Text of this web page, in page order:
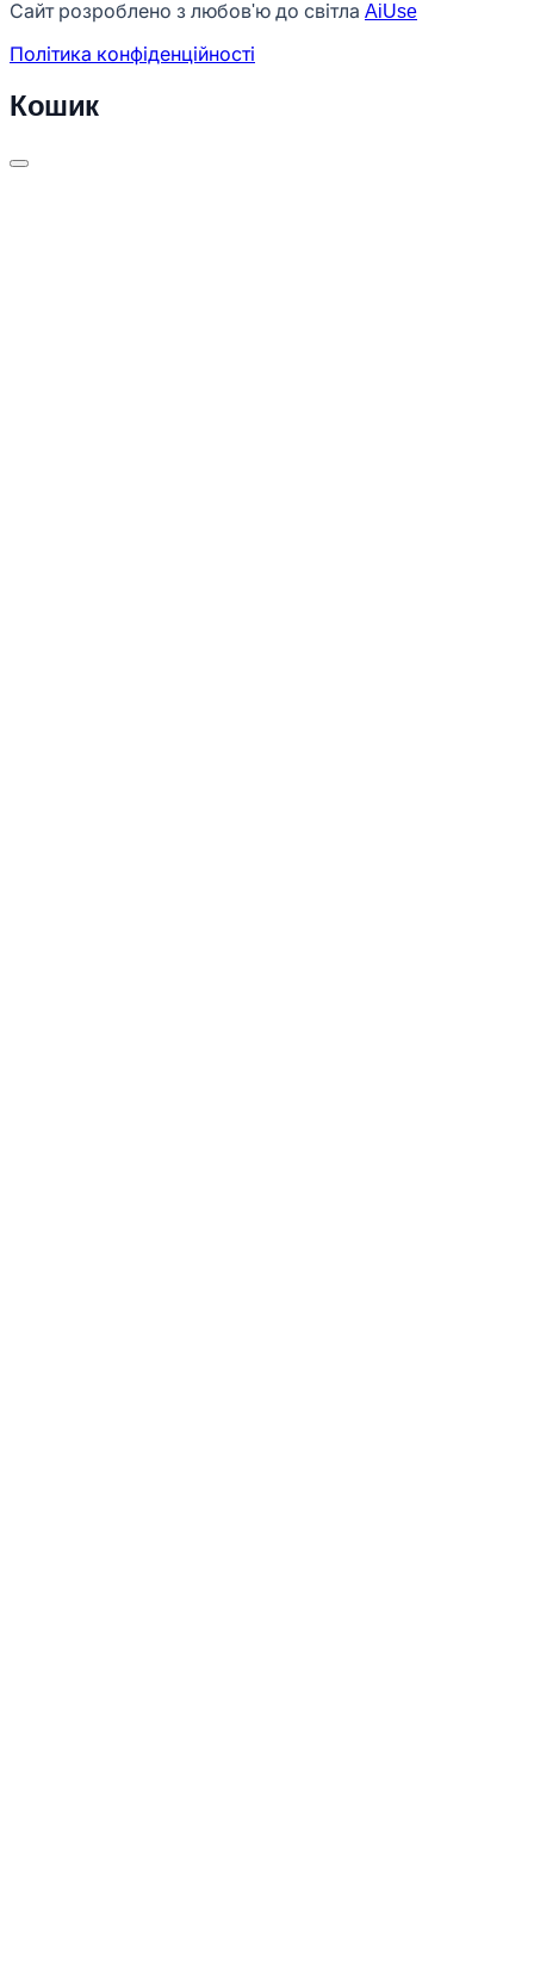
Сайт розроблено з любов'ю до світла AiUse
Політика конфіденційності
Кошик